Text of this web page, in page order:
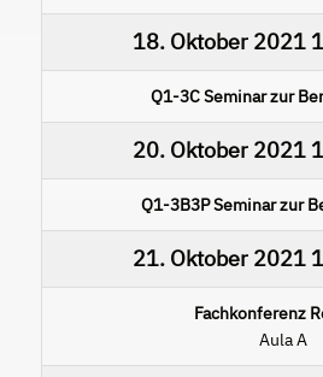
18. Oktober 2021
Q1-3C Seminar zur
20. Oktober 2021
Q1-3B3P Seminar zur
21. Oktober 2021
Fachkonferenz
Aula A